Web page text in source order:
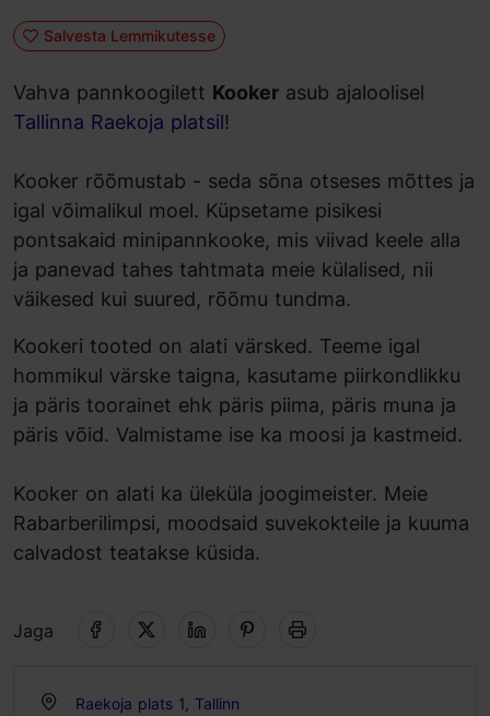
Salvesta Lemmikutesse
Vahva pannkoogilett Kooker asub ajaloolisel
Tallinna Raekoja platsil!
Kooker rõõmustab - seda sõna otseses mõttes ja
igal võimalikul moel. Küpsetame pisikesi
pontsakaid minipannkooke, mis viivad keele alla
ja panevad tahes tahtmata meie külalised, nii
väikesed kui suured, rõõmu tundma.
Kookeri tooted on alati värsked. Teeme igal
hommikul värske taigna, kasutame piirkondlikku
ja päris toorainet ehk päris piima, päris muna ja
päris võid. Valmistame ise ka moosi ja kastmeid.
Kooker on alati ka üleküla joogimeister. Meie
Rabarberilimpsi, moodsaid suvekokteile ja kuuma
calvadost teatakse küsida.
Jaga
Raekoja plats 1, Tallinn